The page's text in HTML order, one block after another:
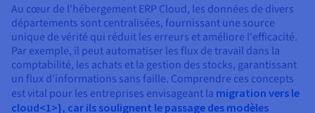
Au cœur de l'hébergement ERP Cloud, les données de divers
départements sont centralisées, fournissant une source
unique de vérité qui réduit les erreurs et améliore l'efficacité.
Par exemple, il peut automatiser les flux de travail dans la
comptabilité, les achats et la gestion des stocks, garantissant
un flux d'informations sans faille. Comprendre ces concepts
est vital pour les entreprises envisageant la migration vers le
cloud<1>}, car ils soulignent le passage des modèles